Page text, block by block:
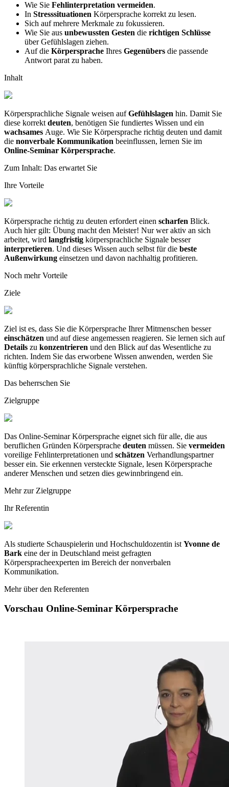
Wie Sie Fehlinterpretation vermeiden.
In Stresssituationen Körpersprache korrekt zu lesen.
Sich auf mehrere Merkmale zu fokussieren.
Wie Sie aus unbewussten Gesten die richtigen Schlüsse
über Gefühlslagen ziehen.
Auf die Körpersprache Ihres Gegenübers die passende
Antwort parat zu haben.
Inhalt
Körpersprachliche Signale weisen aufGefühlslagen hin. Damit Sie
diese korrekt deuten, benötigen Sie fundiertes Wissen und ein
wachsames Auge. Wie Sie Körpersprache richtig deuten und damit
die nonverbale Kommunikation beeinflussen, lernen Sie im
Online-Seminar Körpersprache.
Zum Inhalt: Das erwartet Sie
Ihre Vorteile
Körpersprache richtig zu deuten erfordert einen scharfen Blick.
Auch hier gilt: Übung macht den Meister! Nur wer aktiv an sich
arbeitet, wird langfristig körpersprachliche Signale besser
interpretieren. Und dieses Wissen auch selbst für die beste
Außenwirkung einsetzen und davon nachhaltig profitieren.
Noch mehr Vorteile
Ziele
Ziel ist es, dass Sie die Körpersprache Ihrer Mitmenschen besser
einschätzen und auf diese angemessen reagieren. Sie lernen sich auf
Details zu konzentrieren und den Blick auf das Wesentliche zu
richten. Indem Sie das erworbene Wissen anwenden, werden Sie
künftig körpersprachliche Signale verstehen.
Das beherrschen Sie
Zielgruppe
Das Online-Seminar Körpersprache eignet sich für alle, die aus
beruflichen Gründen Körpersprache deuten müssen. Sie vermeiden
voreilige Fehlinterpretationen und schätzen Verhandlungspartner
besser ein. Sie erkennen versteckte Signale, lesen Körpersprache
anderer Menschen und setzen dies gewinnbringend ein.
Mehr zur Zielgruppe
Ihr Referentin
Als studierte Schauspielerin und Hochschuldozentin ist Yvonne de
Bark eine der in Deutschland meist gefragten
Körperspracheexperten im Bereich der nonverbalen
Kommunikation.
Mehr über den Referenten
Vorschau Online-Seminar Körpersprache